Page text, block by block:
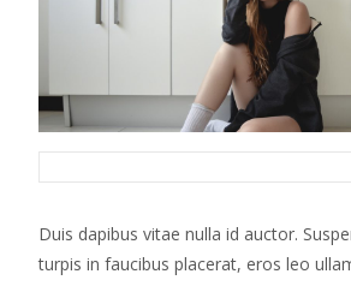
Duis dapibus vitae nulla id auctor.
turpis in faucibus placerat, eros leo